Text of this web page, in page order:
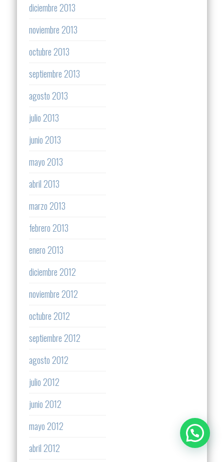
diciembre 2013
noviembre 2013
octubre 2013
septiembre 2013
agosto 2013
julio 2013
junio 2013
mayo 2013
abril 2013
marzo 2013
febrero 2013
enero 2013
diciembre 2012
noviembre 2012
octubre 2012
septiembre 2012
agosto 2012
julio 2012
junio 2012
mayo 2012
abril 2012